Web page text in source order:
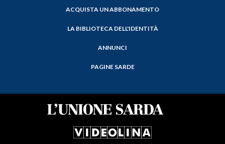
ACQUISTA UN ABBONAMENTO
LA BIBLIOTECA DELL'IDENTITÀ
ANNUNCI
PAGINE SARDE